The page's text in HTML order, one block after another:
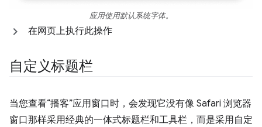
应用使用默认系统字体。
在网页上执行此操作
自定义标题栏
当您查看“播客”应用窗口时，会发现它没有像 Safari 浏览器
窗口那样采用经典的一体式标题栏和工具栏，而是采用自定